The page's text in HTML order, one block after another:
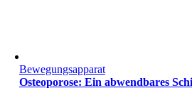
Bewegungsapparat
Osteoporose: Ein abwendbares